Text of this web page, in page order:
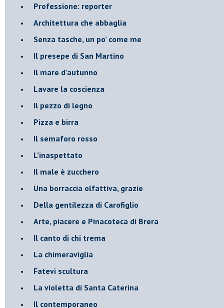
Professione: reporter
Architettura che abbaglia
​Senza tasche, un po’ come me
​Il presepe di San Martino
​Il mare d’autunno
​Lavare la coscienza
​Il pezzo di legno
​Pizza e birra
​Il semaforo rosso
​L’inaspettato
​Il male è zucchero
​Una borraccia olfattiva, grazie
​Della gentilezza di Carofiglio
Arte, piacere e Pinacoteca di Brera
​Il canto di chi trema
La chimeraviglia
​Fatevi scultura
​La violetta di Santa Caterina
​Il contemporaneo